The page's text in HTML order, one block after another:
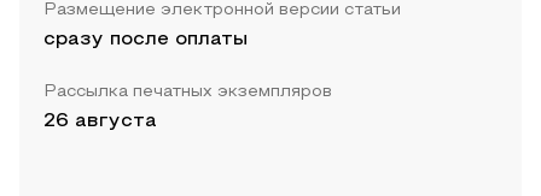
Размещение электронной версии статьи
сразу после оплаты
Рассылка печатных экземпляров
26 августа